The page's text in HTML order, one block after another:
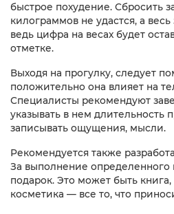
быстрое похудение. Сбросить
килограммов не удастся, а весь
ведь цифра на весах будет
отметке.
Выходя на прогулку, следует
положительно она влияет на
Специалисты рекомендуют
указывать в нем длительность
записывать ощущения, мысли.
Рекомендуется также
За выполнение определенного
подарок. Это может быть книга,
косметика — все то, что